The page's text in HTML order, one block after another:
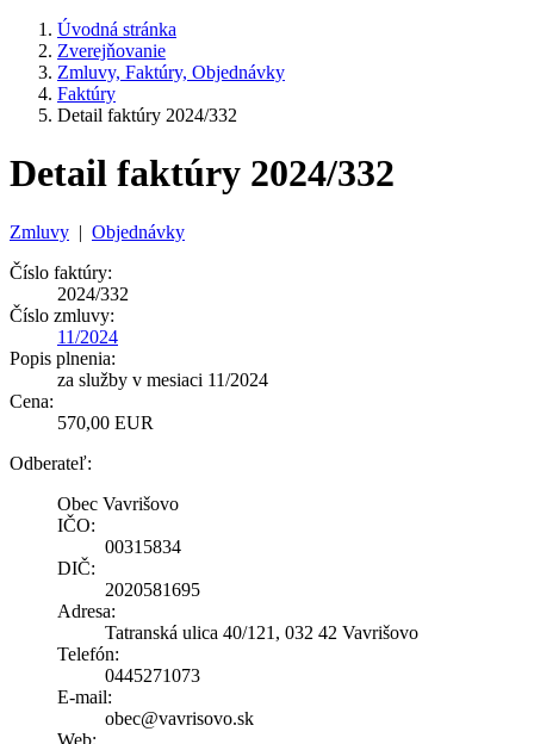
Úvodná stránka
Zverejňovanie
Zmluvy, Faktúry, Objednávky
Faktúry
Detail faktúry 2024/332
Detail faktúry 2024/332
Zmluvy | Objednávky
Číslo faktúry:
2024/332
Číslo zmluvy:
11/2024
Popis plnenia:
za služby v mesiaci 11/2024
Cena:
570,00 EUR
Odberateľ:
Obec Vavrišovo
IČO:
00315834
DIČ:
2020581695
Adresa:
Tatranská ulica 40/121, 032 42 Vavrišovo
Telefón:
0445271073
E-mail:
obec@vavrisovo.sk
Web: